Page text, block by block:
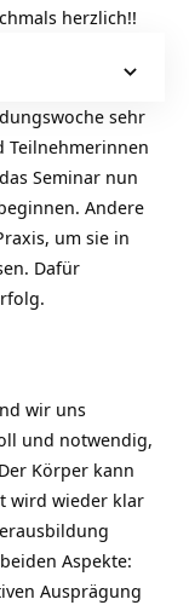
herzlich!!
sehr
Teilnehmerinnen
Seminar nun
Andere
um sie in
Dafür
wir uns
und notwendig,
Körper kann
wird wieder klar
Aspekte:
Ausprägung